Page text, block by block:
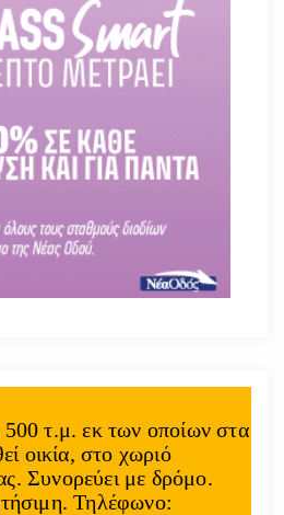
500 τ.μ. εκ των οποίων στα
οικία, στο χωριό
Συνορεύει με δρόμο.
Τηλέφωνο: